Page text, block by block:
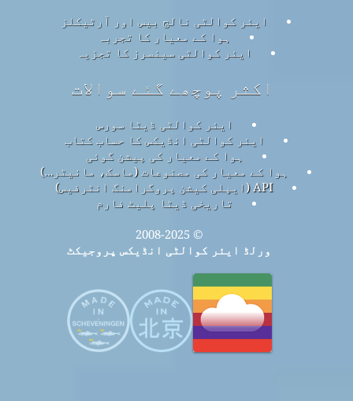
ایئر کوالٹی نالج بیس اور آرٹیکلز
ہوا کے معیار کا تجربہ
ایئر کوالٹی سینسرز کا تجزیہ
اکثر پوچھے گئے سوالات
ایئر کوالٹی ڈیٹا سورس
ایئر کوالٹی انڈیکس کا حساب کتاب
ہوا کے معیار کی پیشن گوئی
ہوا کے معیار کی مصنوعات (ماسک، مانیٹر…)
API (ایپلی کیشن پروگرامنگ انٹرفیس)
تاریخی ڈیٹا پلیٹ فارم
© 2008-2025
ورلڈ ایئر کوالٹی انڈیکس پروجیکٹ